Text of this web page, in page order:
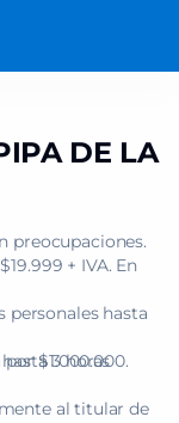
DE LA
preocupaciones.
+ IVA. En
hasta
$1.000.000.
3 horas
al titular de